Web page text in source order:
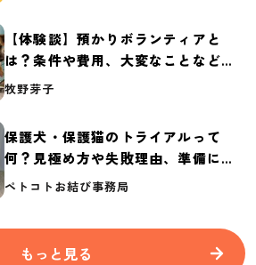
【体験談】預かりボランティアと
は？条件や費用、大変なことなど紹
介
牧野芽子
保護犬・保護猫のトライアルって
何？見極め方や失敗理由、準備に必
要なものを紹介
ペトコトお結び事務局
もっと見る